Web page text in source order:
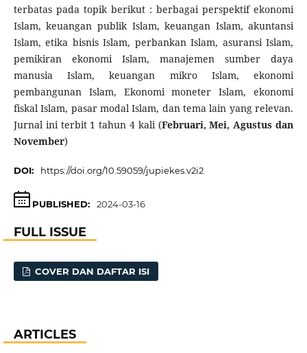
terbatas pada topik berikut : berbagai perspektif ekonomi
Islam, keuangan publik Islam, keuangan Islam, akuntansi
Islam, etika bisnis Islam, perbankan Islam, asuransi Islam,
pemikiran ekonomi Islam, manajemen sumber daya
manusia Islam, keuangan mikro Islam, ekonomi
pembangunan Islam, Ekonomi moneter Islam, ekonomi
fiskal Islam, pasar modal Islam, dan tema lain yang relevan.
Jurnal ini terbit 1 tahun 4 kali (Februari, Mei, Agustus dan
November)
DOI: https://doi.org/10.59059/jupiekes.v2i2
PUBLISHED: 2024-03-16
FULL ISSUE
COVER DAN DAFTAR ISI
ARTICLES